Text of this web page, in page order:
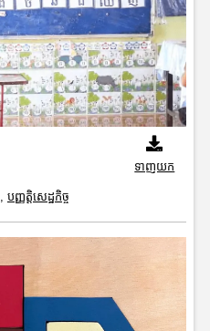
, បញ្ញត្តិសេដ្ឋកិច្ច
ទាញយក